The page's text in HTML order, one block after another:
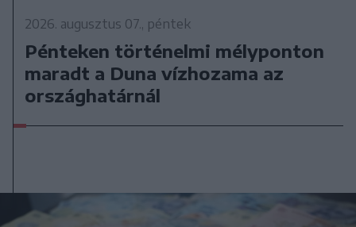
2026. augusztus 07., péntek
Pénteken történelmi mélyponton
maradt a Duna vízhozama az
országhatárnál